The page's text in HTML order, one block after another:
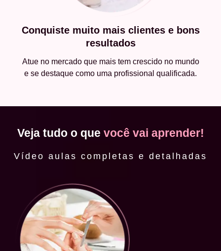
Conquiste muito mais clientes e bons
resultados
Atue no mercado que mais tem crescido no mundo
e se destaque como uma profissional qualificada.
Veja tudo o que você vai aprender!
Vídeo aulas completas e detalhadas